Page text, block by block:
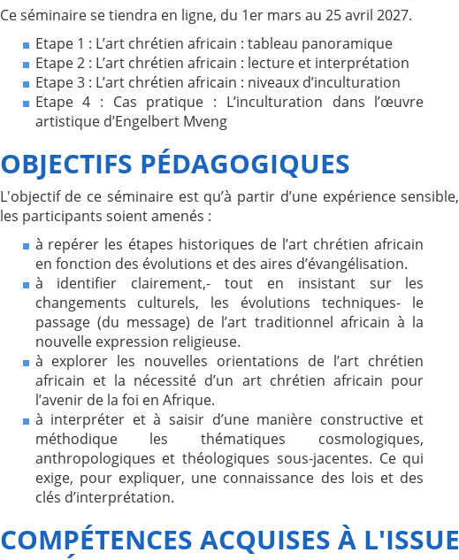
Ce séminaire se tiendra en ligne, du 1er mars au 25 avril 2027.
Etape 1 : L’art chrétien africain : tableau panoramique
Etape 2 : L’art chrétien africain : lecture et interprétation
Etape 3 : L’art chrétien africain : niveaux d’inculturation
Etape 4 : Cas pratique : L’inculturation dans l’œuvre
artistique d’Engelbert Mveng
OBJECTIFS PÉDAGOGIQUES
L'objectif de ce séminaire est qu’à partir d’une expérience sensible,
les participants soient amenés :
à repérer les étapes historiques de l’art chrétien africain
en fonction des évolutions et des aires d’évangélisation.
à identifier clairement,- tout en insistant sur les
changements culturels, les évolutions techniques- le
passage (du message) de l’art traditionnel africain à la
nouvelle expression religieuse.
à explorer les nouvelles orientations de l’art chrétien
africain et la nécessité d’un art chrétien africain pour
l’avenir de la foi en Afrique.
à interpréter et à saisir d’une manière constructive et
méthodique les thématiques cosmologiques,
anthropologiques et théologiques sous-jacentes. Ce qui
exige, pour expliquer, une connaissance des lois et des
clés d’interprétation.
COMPÉTENCES ACQUISES À L'ISSUE